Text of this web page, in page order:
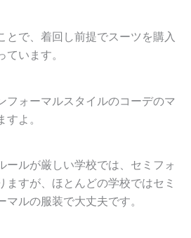
とで、着回し前提でスーツを購入
います。
フォーマルスタイルのコーデのマ
よ。
ールが厳しい学校では、セミフォ
ますが、ほとんどの学校ではセミ
ルの服装で大丈夫です。